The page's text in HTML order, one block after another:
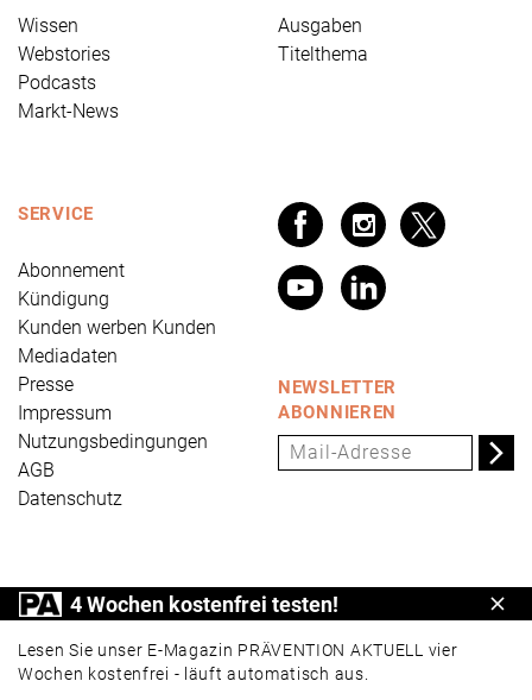
Wissen
Webstories
Podcasts
Markt-News
Ausgaben
Titelthema
SERVICE
Abonnement
Kündigung
Kunden werben Kunden
Mediadaten
Presse
Impressum
Nutzungsbedingungen
AGB
Datenschutz
NEWSLETTER
ABONNIEREN
PRÄVENTION AKTUELL ist ein Produkt der Universum
Verlag GmbH, Wettinerstraße 3-5, 65189 Wiesbaden,
www.universum.de,info@universum.de
4 Wochen kostenfrei testen!
Lesen Sie unser E-Magazin PRÄVENTION AKTUELL vier
Wochen kostenfrei - läuft automatisch aus.